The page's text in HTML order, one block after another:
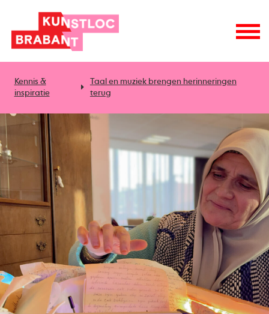
Kennis &
inspiratie
Taal en muziek brengen herinneringen
terug